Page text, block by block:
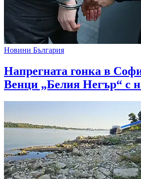
Новини България
Напрегната гонка в
Венци „Белия Негър“ с